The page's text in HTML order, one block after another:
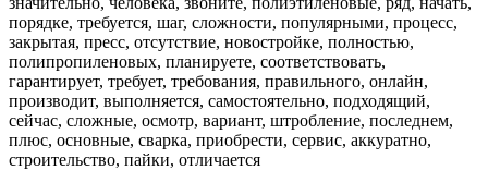
порядке, требуется, шаг, сложности, популярными, процесс,
закрытая, пресс, отсутствие, новостройке, полностью,
полипропиленовых, планируете, соответствовать,
гарантирует, требует, требования, правильного, онлайн,
производит, выполняется, самостоятельно, подходящий,
сейчас, сложные, осмотр, вариант, штробление, последнем,
плюс, основные, сварка, приобрести, сервис, аккуратно,
строительство, пайки, отличается